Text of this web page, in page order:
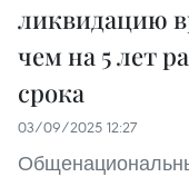
ликвидацию
чем на 5 лет
срока
03/09/2025 12:27